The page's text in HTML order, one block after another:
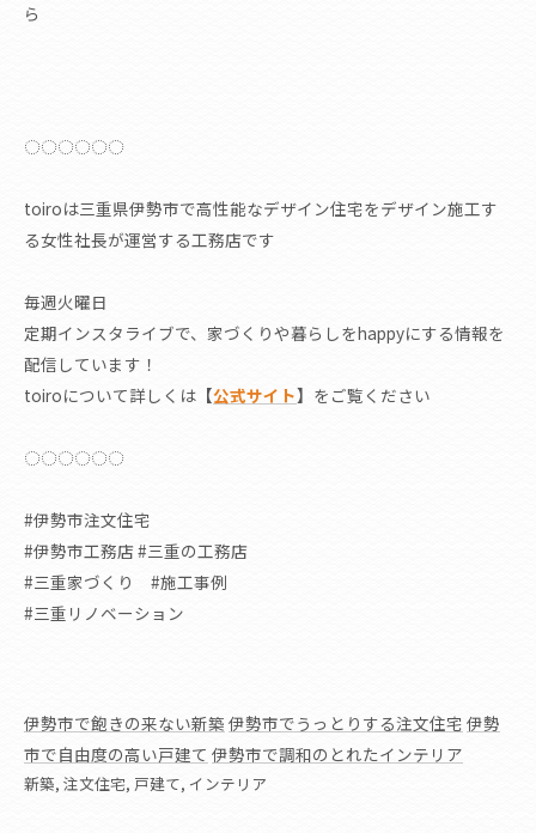
ら
◌◌◌◌◌◌
toiroは三重県伊勢市で高性能なデザイン住宅をデザイン施工す
る女性社長が運営する工務店です
毎週火曜日
定期インスタライブで、家づくりや暮らしをhappyにする情報を
配信しています！
toiroについて詳しくは 【公式サイト】 をご覧ください
◌◌◌◌◌◌
#伊勢市注文住宅
#伊勢市工務店 #三重の工務店
#三重家づくり #施工事例
#三重リノベーション
伊勢市で飽きの来ない新築 伊勢市でうっとりする注文住宅 伊勢
市で自由度の高い戸建て 伊勢市で調和のとれたインテリア
新築 注文住宅 戸建て インテリア